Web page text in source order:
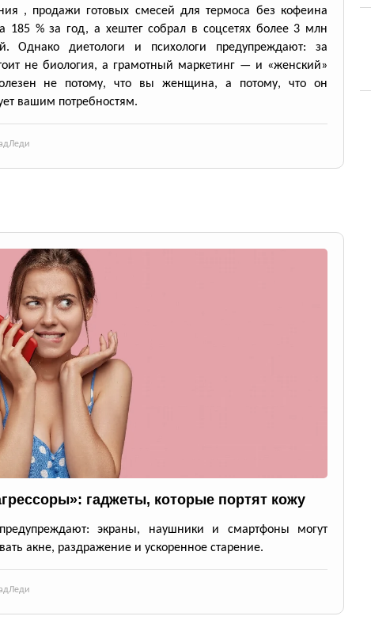
, продажи готовых смесей для термоса без кофеина
185 % за год, а хештег собрал в соцсетях более 3 млн
Однако диетологи и психологи предупреждают: за
не биология, а грамотный маркетинг — и «женский»
не потому, что вы женщина, а потому, что он
вашим потребностям.
Леди
гаджеты, которые портят кожу
экраны, наушники и смартфоны могут
акне, раздражение и ускоренное старение.
Леди